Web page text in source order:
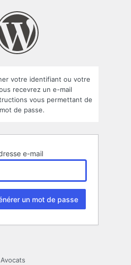
votre identifiant ou votre
recevrez un e-mail
vous permettant de
de passe.
e-mail